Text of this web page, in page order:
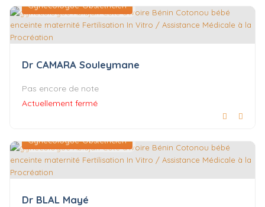
Gynécologue-Obstétricien
Dr CAMARA Souleymane
Pas encore de note
Actuellement fermé
Gynécologue-Obstétricien
Dr BLAL Mayé